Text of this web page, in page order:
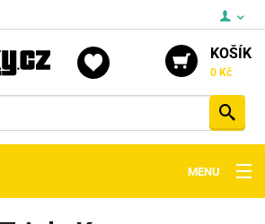
KOŠÍK
0 Kč
MENU